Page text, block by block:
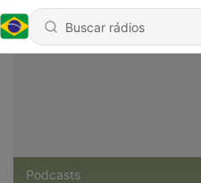
Podcasts